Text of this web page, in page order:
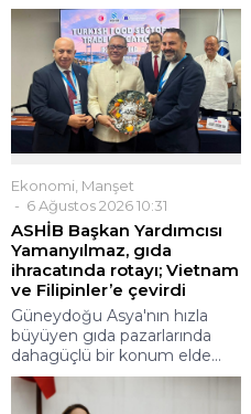
Ekonomi, Manşet
6 Ağustos 2026 10:31
ASHİB Başkan Yardımcısı
Yamanyılmaz, gıda
ihracatında rotayı; Vietnam
ve Filipinler’e çevirdi
Güneydoğu Asya'nın hızla
büyüyen gıda pazarlarında
dahagüçlü bir konum elde...